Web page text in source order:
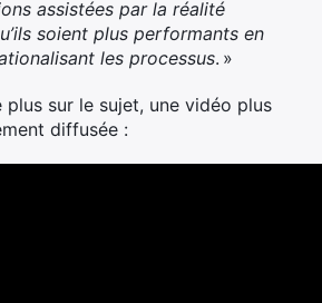
assistées par la réalité
soient plus performants en
les processus. »
plus sur le sujet, une vidéo plus
diffusée :